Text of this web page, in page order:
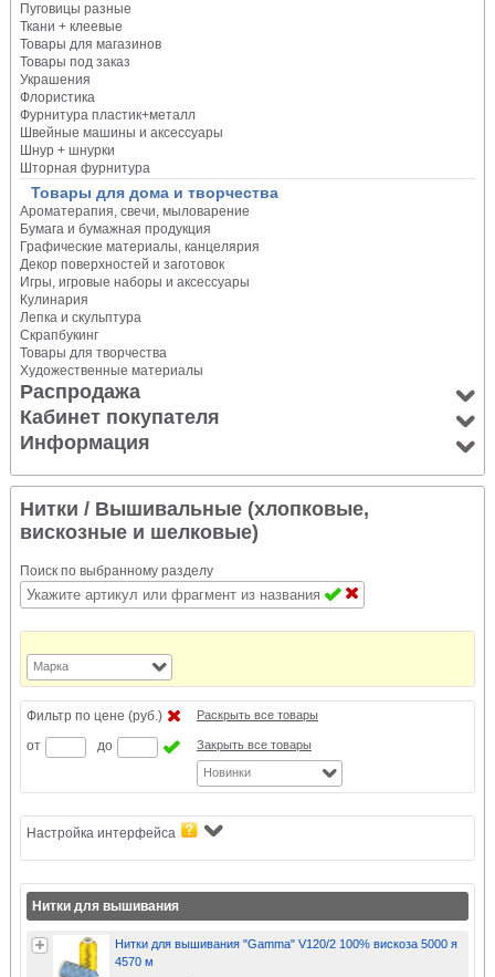
Пуговицы разные
Ткани + клеевые
Товары для магазинов
Товары под заказ
Украшения
Флористика
Фурнитура пластик+металл
Швейные машины и аксессуары
Шнур + шнурки
Шторная фурнитура
Товары для дома и творчества
Ароматерапия, свечи, мыловарение
Бумага и бумажная продукция
Графические материалы, канцелярия
Декор поверхностей и заготовок
Игры, игровые наборы и аксессуары
Кулинария
Лепка и скульптура
Скрапбукинг
Товары для творчества
Художественные материалы
Распродажа
Кабинет покупателя
Информация
Нитки / Вышивальные (хлопковые,
вискозные и шелковые)
Поиск по выбранному разделу
Марка
Фильтр по цене (руб.)
от
до
Раскрыть все товары
Закрыть все товары
Новинки
Настройка интерфейса
Нитки для вышивания
Нитки для вышивания "Gamma" V120/2 100% вискоза 5000 я
4570 м